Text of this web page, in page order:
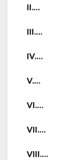
II.…
III.…
IV.…
V.…
VI.…
VII.…
VIII.…